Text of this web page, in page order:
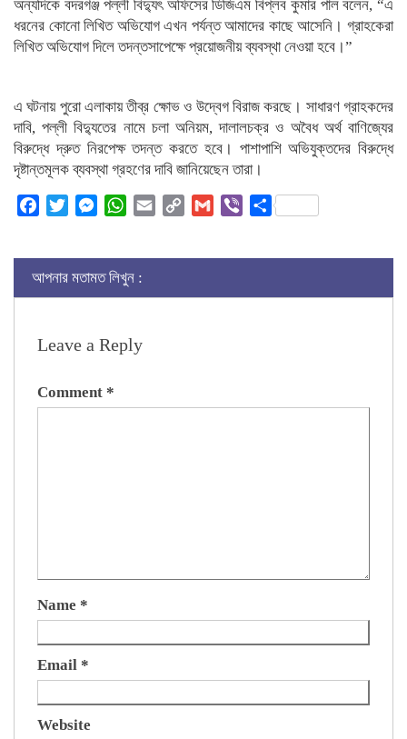
অন্যদিকে বদরগঞ্জ পল্লী বিদ্যুৎ অফিসের ডিজিএম বিপ্লব কুমার পাল বলেন, “এ
ধরনের কোনো লিখিত অভিযোগ এখন পর্যন্ত আমাদের কাছে আসেনি। গ্রাহকেরা
লিখিত অভিযোগ দিলে তদন্তসাপেক্ষে প্রয়োজনীয় ব্যবস্থা নেওয়া হবে।”
এ ঘটনায় পুরো এলাকায় তীব্র ক্ষোভ ও উদ্বেগ বিরাজ করছে। সাধারণ গ্রাহকদের
দাবি, পল্লী বিদ্যুতের নামে চলা অনিয়ম, দালালচক্র ও অবৈধ অর্থ বাণিজ্যের
বিরুদ্ধে দ্রুত নিরপেক্ষ তদন্ত করতে হবে। পাশাপাশি অভিযুক্তদের বিরুদ্ধে
দৃষ্টান্তমূলক ব্যবস্থা গ্রহণের দাবি জানিয়েছেন তারা।
Facebook
TwitterMessengerWhatsApp
Email
Copy
Gmail ViberShare
আপনার মতামত লিখুন :
Leave a Reply
Comment *
Name *
Email *
Website